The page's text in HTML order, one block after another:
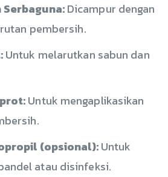
Dicampur dengan
pembersih.
Untuk melarutkan sabun dan
Untuk mengaplikasikan
(opsional):Untuk
atau disinfeksi.